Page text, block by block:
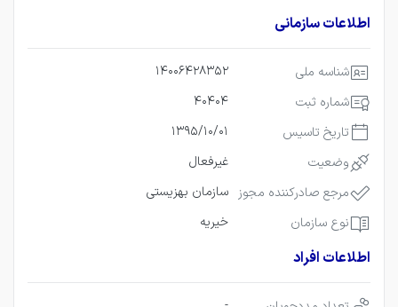
اطلاعات سازمانی
شناسه ملی
14006428352
شماره ثبت
40404
تاریخ تاسیس
1395/10/01
وضعیت
غیرفعال
مرجع صادرکننده مجوز سازمان بهزیستی
نوع سازمان
خیریه
اطلاعات افراد